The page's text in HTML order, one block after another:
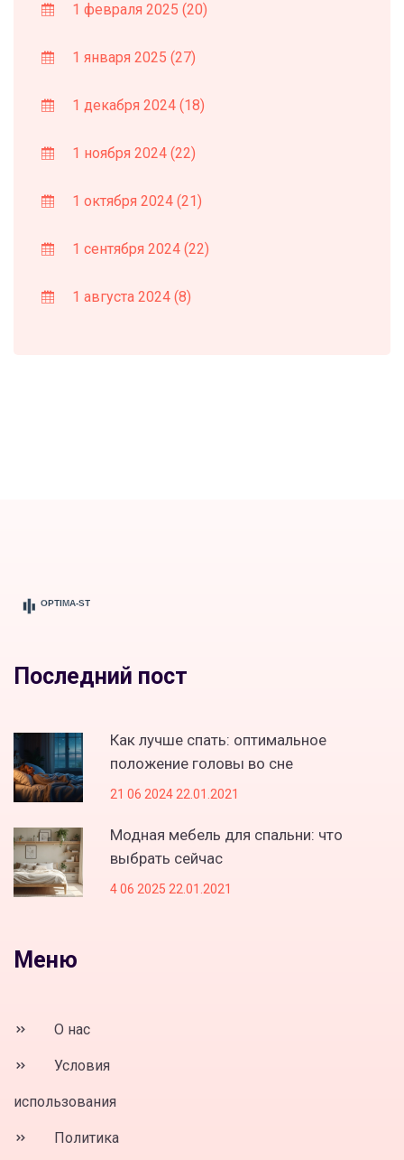
1 февраля 2025 (20)
1 января 2025 (27)
1 декабря 2024 (18)
1 ноября 2024 (22)
1 октября 2024 (21)
1 сентября 2024 (22)
1 августа 2024 (8)
Последний пост
Как лучше спать: оптимальное
положение головы во сне
21 06 2024 22.01.2021
Модная мебель для спальни: что
выбрать сейчас
4 06 2025 22.01.2021
Меню
О нас
Условия
использования
Политика